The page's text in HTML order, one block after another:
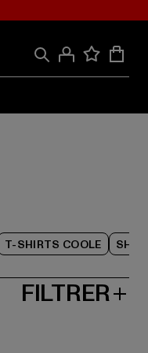
T-SHIRTS COOLE
FILTRER